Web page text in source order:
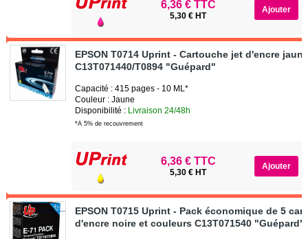
6,36 € TTC
5,30 € HT
EPSON T0714 Uprint - Cartouche jet d'encre
C13T071440/T0894 "Guépard"
Capacité : 415 pages - 10 ML*
Couleur : Jaune
Disponibilité : Livraison 24/48h
*A 5% de recouvrement
6,36 € TTC
5,30 € HT
EPSON T0715 Uprint - Pack économique de 5
d'encre noire et couleurs C13T071540 "Guépard"